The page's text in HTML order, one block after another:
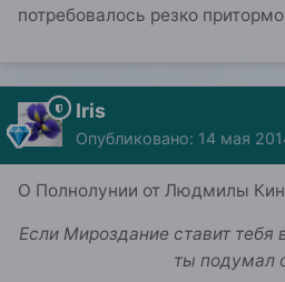
потребовалось резко
Iris
Опубликовано: 14 мая
О Полнолунии от Людмилы
Если Мироздание ставит тебя
ты подумал